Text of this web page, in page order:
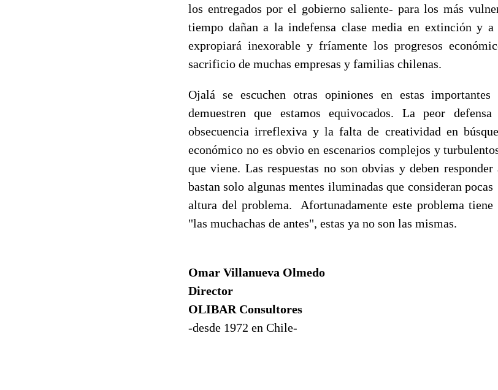
los entregados por el gobierno saliente- para los más
tiempo dañan a la indefensa clase media en extinción y
expropiará inexorable y fríamente los progresos
sacrificio de muchas empresas y familias chilenas.
Ojalá se escuchen otras opiniones en estas
demuestren que estamos equivocados. La peor
obsecuencia irreflexiva y la falta de creatividad en
económico no es obvio en escenarios complejos y
que viene. Las respuestas no son obvias y deben
bastan solo algunas mentes iluminadas que consideran
altura del problema. Afortunadamente este problema
"las muchachas de antes", estas ya no son las mismas.
Omar Villanueva Olmedo
Director
OLIBAR Consultores
-desde 1972 en Chile-